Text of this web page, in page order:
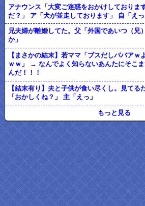
アナウンス「大変ご迷惑をおかけしておりま
だ？」 ア「犬が並走しております」 自「えっ
兄夫婦が離婚してた。父「外国であいつ（兄
か」
【まさかの結末】若ママ「ブスだしババアｗ
ｗｗ」 → なんでよく知らないあんたにそこ
んだ！！！
【結末有り】夫と子供が食い尽くし。見て
「おかしくね？」 主「えっ」
もっと見る